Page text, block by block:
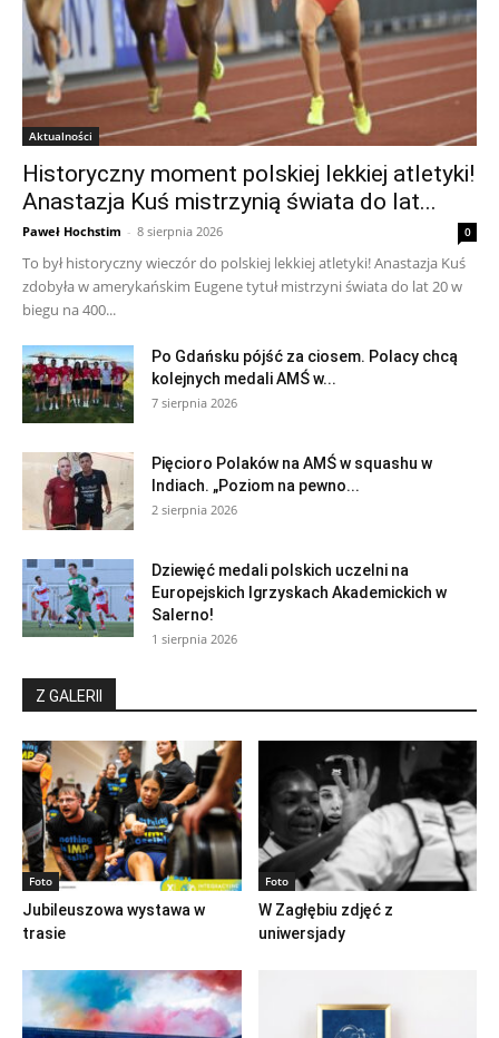
Aktualności
Historyczny moment polskiej lekkiej atletyki!
Anastazja Kuś mistrzynią świata do lat...
Paweł Hochstim - 8 sierpnia 2026 0
To był historyczny wieczór do polskiej lekkiej atletyki! Anastazja Kuś
zdobyła w amerykańskim Eugene tytuł mistrzyni świata do lat 20 w
biegu na 400...
Po Gdańsku pójść za ciosem. Polacy chcą
kolejnych medali AMŚ w...
7 sierpnia 2026
Pięcioro Polaków na AMŚ w squashu w
Indiach. „Poziom na pewno...
2 sierpnia 2026
Dziewięć medali polskich uczelni na
Europejskich Igrzyskach Akademickich w
Salerno!
1 sierpnia 2026
Z GALERII
Foto
Jubileuszowa wystawa w
trasie
Foto
W Zagłębiu zdjęć z
uniwersjady